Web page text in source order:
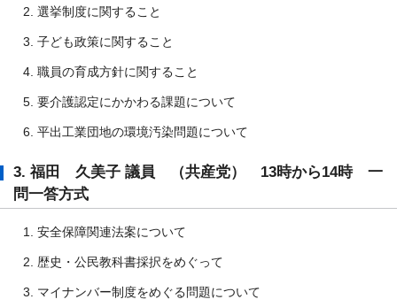
選挙制度に関すること
子ども政策に関すること
職員の育成方針に関すること
要介護認定にかかわる課題について
平出工業団地の環境汚染問題について
3. 福田 久美子 議員 （共産党） 13時から14時 一
問一答方式
安全保障関連法案について
歴史・公民教科書採択をめぐって
マイナンバー制度をめぐる問題について